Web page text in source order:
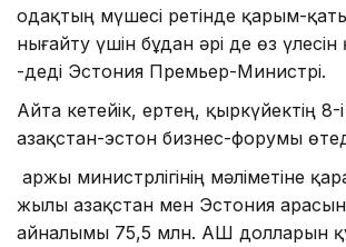
одақтың мүшесі ретінде қарым-
нығайту үшін бұдан әрі де өз
-деді Эстония Премьер-Министрі.
Айта кетейік, ертең, қыркүйектің 8-
Қазақстан-эстон бизнес-форумы
Қаржы министрлігінің мәліметіне
жылы Қазақстан мен Эстония
айналымы 75,5 млн. АҚШ долларын